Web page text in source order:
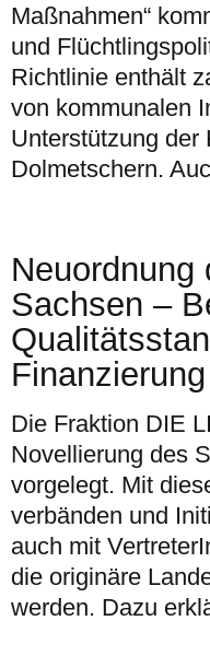
Maßnahmen“
und
Richtlinie enthält
von kommunalen
Unterstützung der
Dolmetschern.
Neuordnung
Sachsen –
Die Fraktion DIE
Novellierung des
vorgelegt. Mit
verbänden und
auch mit
die originäre
werden. Dazu